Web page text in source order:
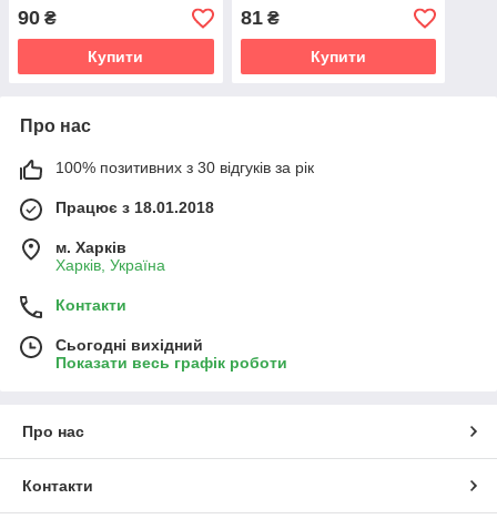
90 ₴
Купити
81₴
Купити
Про нас
100% позитивних з 30 відгуків за рік
Працює з 18.01.2018
м. Харків
Харків, Україна
Контакти
Сьогодні вихідний
Показати весь графік роботи
Про нас
Контакти